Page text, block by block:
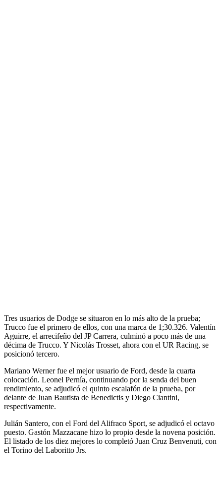
Tres usuarios de Dodge se situaron en lo más alto de la prueba;
Trucco fue el primero de ellos, con una marca de 1;30.326. Valentín
Aguirre, el arrecifeño del JP Carrera, culminó a poco más de una
décima de Trucco. Y Nicolás Trosset, ahora con el UR Racing, se
posicionó tercero.
Mariano Werner fue el mejor usuario de Ford, desde la cuarta
colocación. Leonel Pernía, continuando por la senda del buen
rendimiento, se adjudicó el quinto escalafón de la prueba, por
delante de Juan Bautista de Benedictis y Diego Ciantini,
respectivamente.
Julián Santero, con el Ford del Alifraco Sport, se adjudicó el octavo
puesto. Gastón Mazzacane hizo lo propio desde la novena posición.
El listado de los diez mejores lo completó Juan Cruz Benvenuti, con
el Torino del Laboritto Jrs.